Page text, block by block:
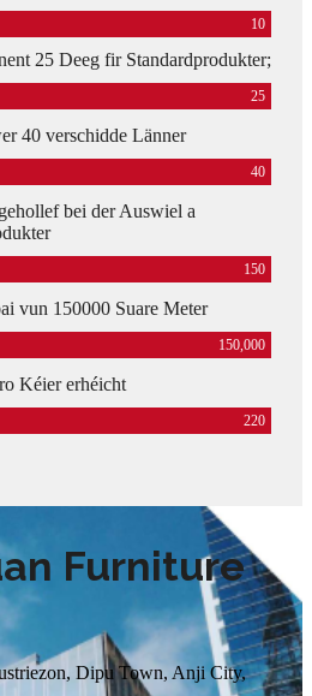
10
25 Deeg fir Standardprodukter;
25
40 verschidde Länner
40
bei der Auswiel a
150
vun 150000 Suare Meter
150,000
Kéier erhéicht
220
Furniture
Dipu Town, Anji City,